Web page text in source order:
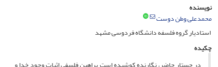
نویسنده
محمدعلی وطن دوست
استادیار گروه فلسفه دانشگاه فردوسی مشهد
چکیده